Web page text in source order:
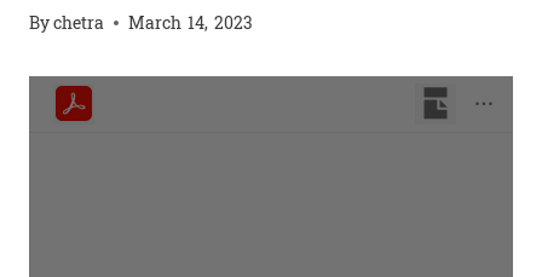
Bychetra March 14, 2023